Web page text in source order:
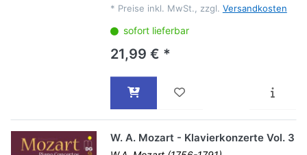
* Preise inkl. MwSt., zzgl. Versandkosten
sofort lieferbar
21,99 € *
W. A. Mozart - Klavierkonzerte Vol. 3